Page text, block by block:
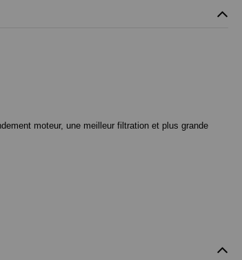
moteur, une meilleur filtration et plus grande